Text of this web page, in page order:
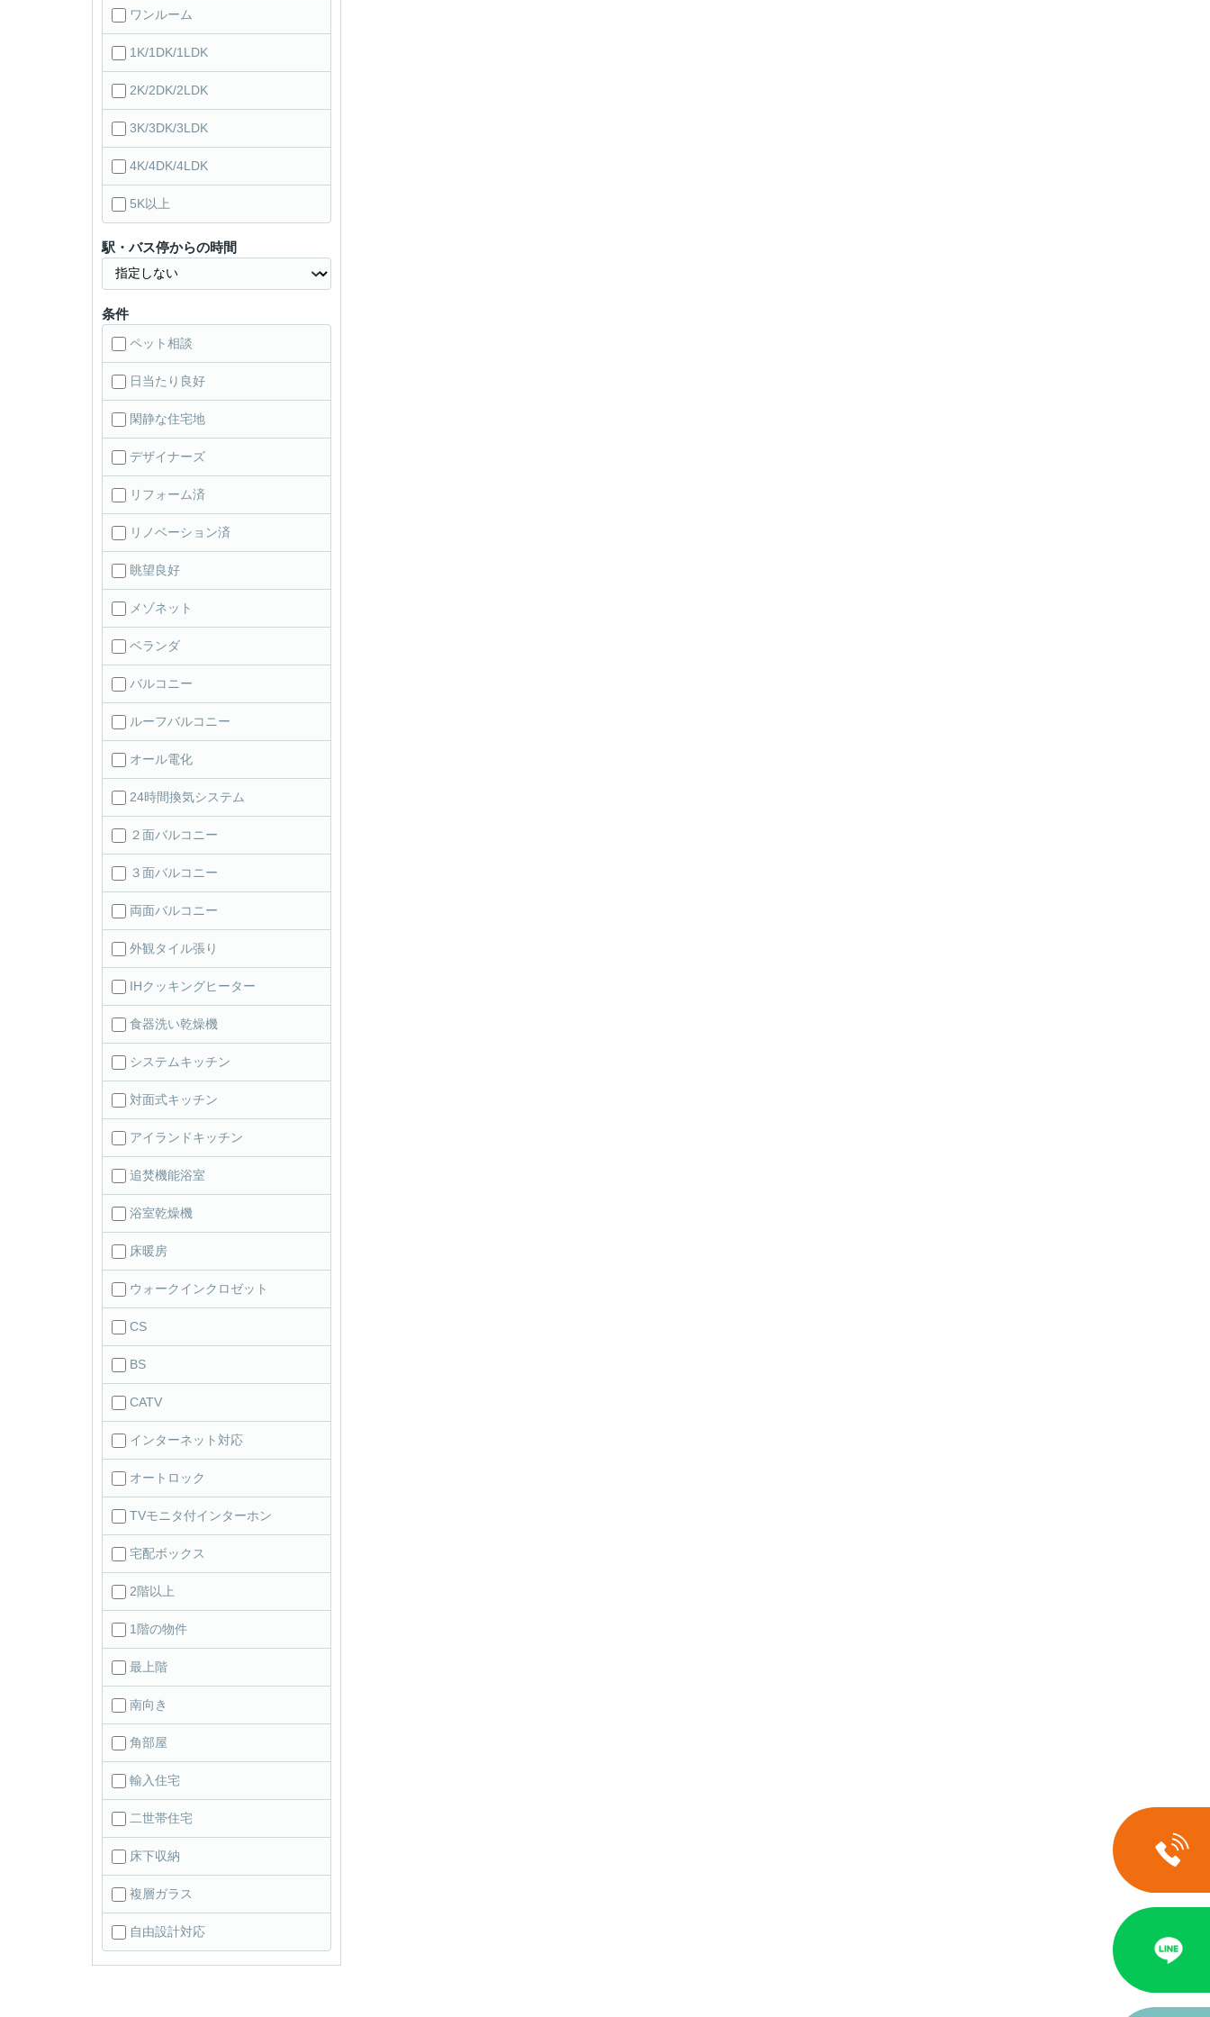
ワンルーム
1K/1DK/1LDK
2K/2DK/2LDK
3K/3DK/3LDK
4K/4DK/4LDK
5K以上
駅・バス停からの時間
条件
ペット相談
日当たり良好
閑静な住宅地
デザイナーズ
リフォーム済
リノベーション済
眺望良好
メゾネット
ベランダ
バルコニー
ルーフバルコニー
オール電化
24時間換気システム
２面バルコニー
３面バルコニー
両面バルコニー
外観タイル張り
IHクッキングヒーター
食器洗い乾燥機
システムキッチン
対面式キッチン
アイランドキッチン
追焚機能浴室
浴室乾燥機
床暖房
ウォークインクロゼット
CS
BS
CATV
インターネット対応
オートロック
TVモニタ付インターホン
宅配ボックス
2階以上
1階の物件
最上階
南向き
角部屋
輸入住宅
二世帯住宅
床下収納
複層ガラス
自由設計対応